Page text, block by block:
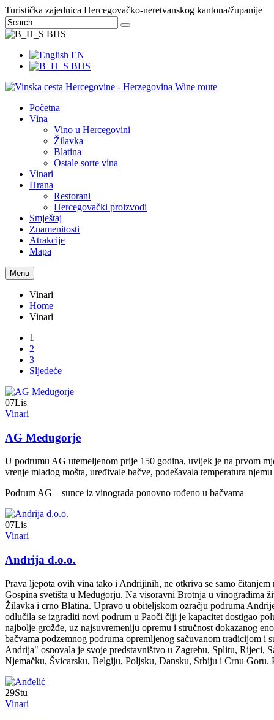
Turistička zajednica Hercegovačko-neretvanskog kantona/županije
BHS
EN
BHS
Početna
Vina
Vino u Hercegovini
Žilavka
Blatina
Ostale sorte vina
Vinari
Hrana
Restorani
Hercegovački proizvodi
Smještaj
Znamenitosti
Atrakcije
Mapa
Menu
Vinari
Home
Vinari
1
2
3
Sljedeće
07Lis
Vinari
AG Međugorje
U podrumu AG utemeljenom prije 150 godina, uvijek je na prvom
vrenje mladog mošta, uređivale bačve, podešavala temperatura
Podrum AG – sunce iz vinograda ponovno rođeno u bačvama
07Lis
Vinari
Andrija d.o.o.
Prava ljepota ovih vina tako i Andrijinih, ne otkriva se samo
Gospina svetišta u Međugorju. Na visoravni Brotnja u vinogradima
Žilavka i crno Blatina. Upravo u obiteljskom ozračju podruma
odlučila se izgraditi novi podrum u Paoči čiji je kapacitet dostigao
najbolje grožđe, uz najsuvremeniju opremu i stručnost dokazanog
bačvama podzemnog podruma opremljenog sačuvanom tradicijom
Andrija" osnovala je svoje predstavništvo u Zagrebu, Splitu, Rijeci,
Njemačku, Švicarsku, Belgiju, Poljsku, Dansku, Srbiju i Crnu
29Stu
Vinari